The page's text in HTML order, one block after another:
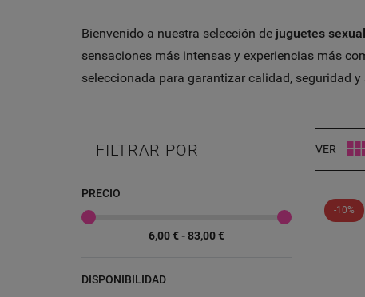
Bienvenido a nuestra selección de juguetes
sensaciones más intensas y experiencias más
seleccionada para garantizar calidad, seguridad
FILTRAR POR
PRECIO
6,00 € - 83,00 €
DISPONIBILIDAD
VER
-10%